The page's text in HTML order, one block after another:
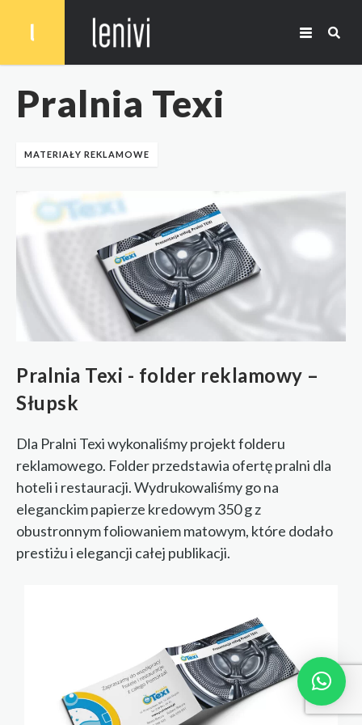
Pralnia Texi
MATERIAŁY REKLAMOWE
Pralnia Texi - folder reklamowy –
Słupsk
Dla Pralni Texi wykonaliśmy projekt folderu
reklamowego. Folder przedstawia ofertę pralni dla
hoteli i restauracji. Wydrukowaliśmy go na
eleganckim papierze kredowym 350 g z
obustronnym foliowaniem matowym, które dodało
prestiżu i elegancji całej publikacji.